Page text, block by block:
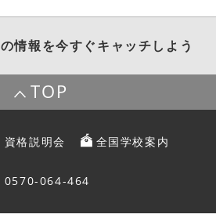
の情報を今すぐキャッチしよう
TOP
資格説明会 全国学校案内
0570-064-464